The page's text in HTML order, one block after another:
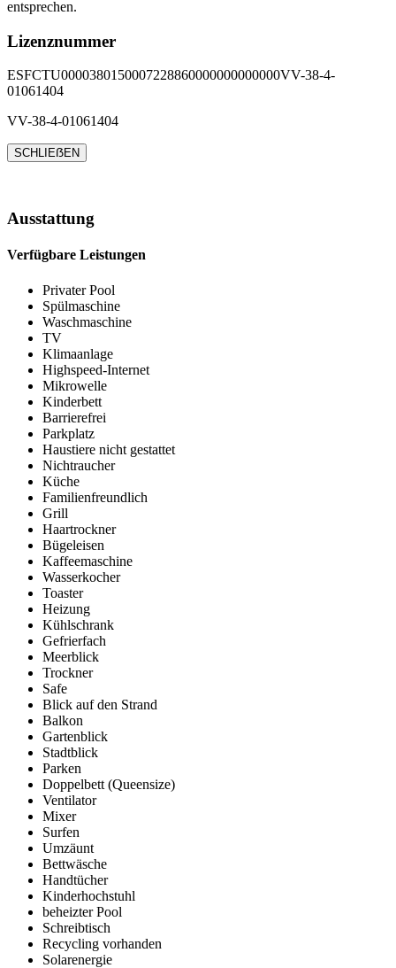
entsprechen.
Lizenznummer
ESFCTU0000380150007228860000000000000VV-38-4-
01061404
VV-38-4-01061404
SCHLIEẞEN
Ausstattung
Verfügbare Leistungen
Privater Pool
Spülmaschine
Waschmaschine
TV
Klimaanlage
Highspeed-Internet
Mikrowelle
Kinderbett
Barrierefrei
Parkplatz
Haustiere nicht gestattet
Nichtraucher
Küche
Familienfreundlich
Grill
Haartrockner
Bügeleisen
Kaffeemaschine
Wasserkocher
Toaster
Heizung
Kühlschrank
Gefrierfach
Meerblick
Trockner
Safe
Blick auf den Strand
Balkon
Gartenblick
Stadtblick
Parken
Doppelbett (Queensize)
Ventilator
Mixer
Surfen
Umzäunt
Bettwäsche
Handtücher
Kinderhochstuhl
beheizter Pool
Schreibtisch
Recycling vorhanden
Solarenergie